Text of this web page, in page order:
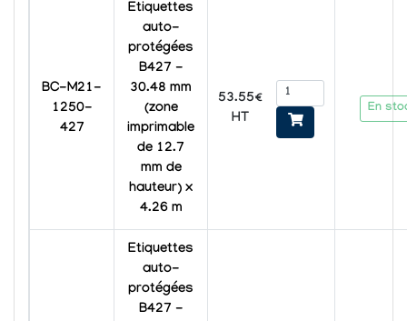
BC-M21-
1250-
427
Etiquettes
auto-
protégées
B427 -
30.48 mm
(zone
imprimable
de 12.7
mm de
hauteur) x
4.26 m
53.55€
HT
En
Etiquettes
auto-
protégées
B427 -